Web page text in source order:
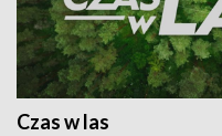
Czas w las